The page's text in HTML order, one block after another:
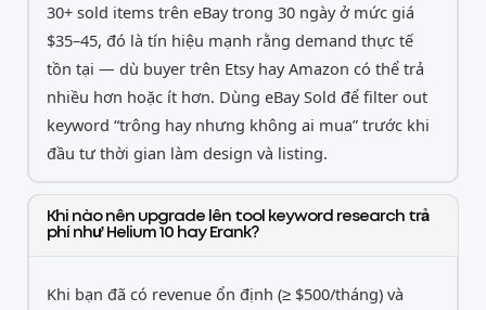
30+ sold items trên eBay trong 30 ngày ở mức giá
$35–45, đó là tín hiệu mạnh rằng demand thực tế
tồn tại — dù buyer trên Etsy hay Amazon có thể trả
nhiều hơn hoặc ít hơn. Dùng eBay Sold để filter out
keyword “trông hay nhưng không ai mua” trước khi
đầu tư thời gian làm design và listing.
Khi nào nên upgrade lên tool keyword research trả
phí như Helium 10 hay Erank?
Khi bạn đã có revenue ổn định (≥ $500/tháng) và